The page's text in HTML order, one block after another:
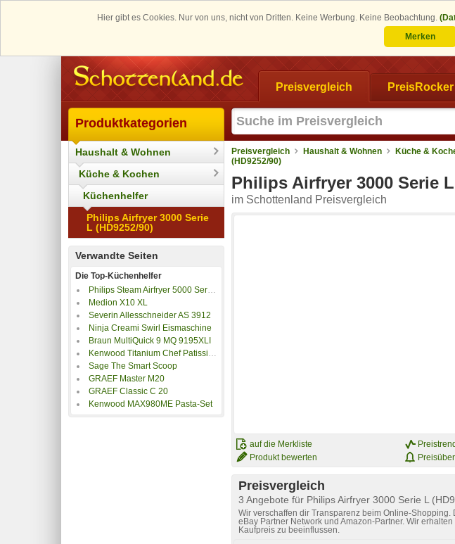
Hier gibt es Cookies. Nur von uns, nicht von Dritten. Keine Werbung. Keine Beobachtung.
Merken
Preisvergleich PreisRocker
Produktkategorien
Haushalt & Wohnen
Küche & Kochen
Küchenhelfer
Philips Airfryer 3000 Serie
L (HD9252/90)
Verwandte Seiten
Die Top-Küchenhelfer
Philips Steam Airfryer 5000 Series NA555/00
Medion X10 XL
Severin Allesschneider AS 3912
Ninja Creami Swirl Eismaschine
Braun MultiQuick 9 MQ 9195XLI
Kenwood Titanium Chef Patissier XL KWL90.244SI
Sage The Smart Scoop
GRAEF Master M20
GRAEF Classic C 20
Kenwood MAX980ME Pasta-Set
Preisvergleich Haushalt & Wohnen Küche &
(HD9252/90)
Philips Airfryer 3000 Serie L
im Schottenland Preisvergleich
auf die Merkliste
Produkt bewerten
Preisvergleich
3 Angebote für Philips Airfryer 3000 Serie L
Wir verschaffen dir Transparenz beim Online-
eBay Partner Network und Amazon-Partner. Wir
Kaufpreis zu beeinflussen.